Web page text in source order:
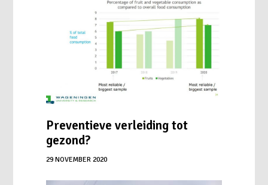
Preventieve verleiding tot
gezond?
29 NOVEMBER 2020